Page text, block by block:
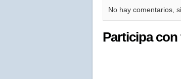
No hay comentarios,
Participa